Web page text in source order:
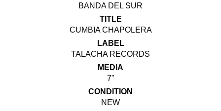
BANDA DEL SUR
TITLE
CUMBIA CHAPOLERA
LABEL
TALACHA RECORDS
MEDIA
7"
CONDITION
NEW